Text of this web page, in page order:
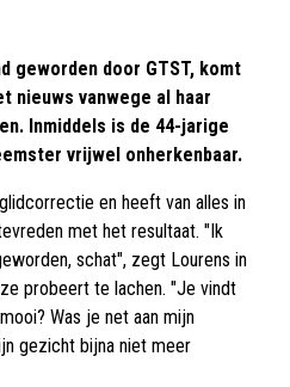
geworden door GTST, komt
nieuws vanwege al haar
Inmiddels is de 44-jarige
vrijwel onherkenbaar.
en heeft van alles in
met het resultaat. "Ik
schat", zegt Lourens in
probeert te lachen. "Je vindt
Was je net aan mijn
gezicht bijna niet meer